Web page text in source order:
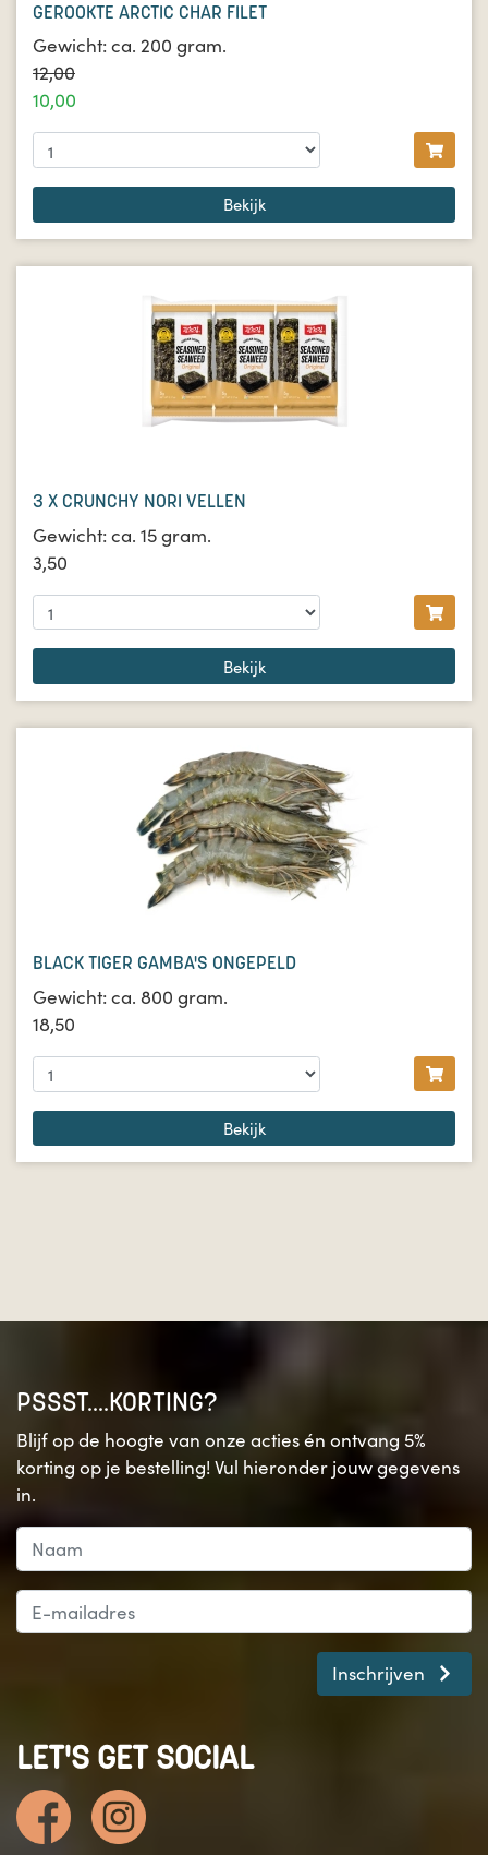
GEROOKTE ARCTIC CHAR FILET
Gewicht: ca. 200 gram.
12,00
10,00
Bekijk
3 X CRUNCHY NORI VELLEN
Gewicht: ca. 15 gram.
3,50
Bekijk
BLACK TIGER GAMBA'S ONGEPELD
Gewicht: ca. 800 gram.
18,50
Bekijk
PSSST....KORTING?
Blijf op de hoogte van onze acties én ontvang 5%
korting op je bestelling! Vul hieronder jouw gegevens
in.
Inschrijven
LET'S GET SOCIAL